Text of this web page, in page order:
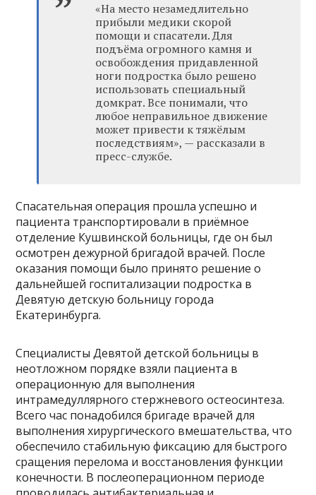
«На место незамедлительно
прибыли медики скорой
помощи и спасатели. Для
подъёма огромного камня и
освобождения придавленной
ноги подростка было решено
использовать специальный
домкрат. Все понимали, что
любое неправильное движение
может привести к тяжёлым
последствиям», — рассказали в
пресс-службе.
Спасательная операция прошла успешно и
пациента транспортировали в приёмное
отделение Кушвинской больницы, где он был
осмотрен дежурной бригадой врачей. После
оказания помощи было принято решение о
дальнейшей госпитализации подростка в
Девятую детскую больницу города
Екатеринбурга.
Специалисты Девятой детской больницы в
неотложном порядке взяли пациента в
операционную для выполнения
интрамедуллярного стержневого остеосинтеза.
Всего час понадобился бригаде врачей для
выполнения хирургического вмешательства, что
обеспечило стабильную фиксацию для быстрого
сращения перелома и восстановления функции
конечности. В послеоперационном периоде